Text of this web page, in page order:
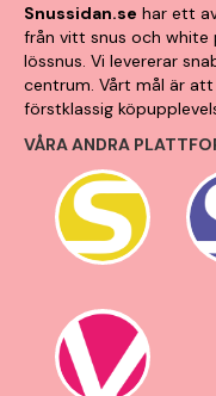
Snussidan.se har ett
från vitt snus och white
lössnus. Vi levererar
centrum. Vårt mål är
förstklassig
VÅRA ANDRA